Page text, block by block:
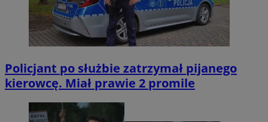
Policjant po służbie zatrzymał pijanego
kierowcę. Miał prawie 2 promile